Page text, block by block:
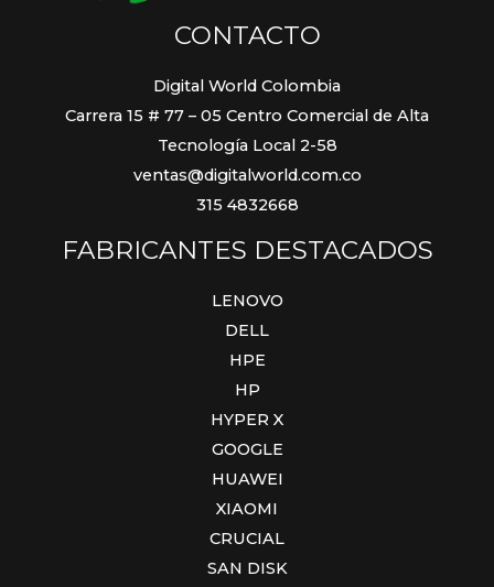
CONTACTO
Digital World Colombia
Carrera 15 # 77 – 05 Centro Comercial de Alta
Tecnología Local 2-58
ventas@digitalworld.com.co
315 4832668
FABRICANTES DESTACADOS
LENOVO
DELL
HPE
HP
HYPER X
GOOGLE
HUAWEI
XIAOMI
CRUCIAL
SAN DISK